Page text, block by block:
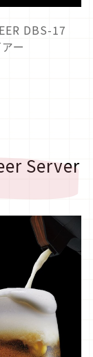
DBS-17
ー
Server